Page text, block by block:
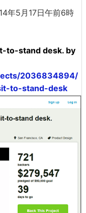
年5月17日午前6時
to-stand desk. by
2036834894/
to-stand-desk